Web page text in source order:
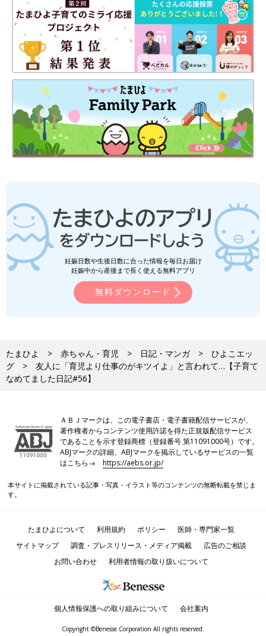
妊娠日数や生後日数に合った情報を毎日お届け
妊娠中から産後まで長く使える無料アプリ
無料ダウンロード
たまひよ 赤ちゃん・育児 日記・マンガ
ひよこエッ
グ
友人に「育児より仕事のがキツイよ」と言われて…【子育て
なめてました日記#56】
ＡＢＪマークは、この電子書店・電子書籍配信サービスが、
著作権者からコンテンツ使用許諾を得た正規版配信サービス
であることを示す登録商標（登録番号 第11091000号）です。
ABJマークの詳細、ABJマークを掲示しているサービスの一覧
はこちら→https://aebs.or.jp/
本サイトに掲載されている記事・写真・イラスト等のコンテンツの無断転載を禁じま
す。
たまひよについて 利用規約 ポリシー
医師・専門家一覧
サイトマップ
調査・プレスリリース・メディア掲載
広告のご相談
お問い合わせ
利用者情報の取り扱いについて
個人情報保護への取り組みについて 会社案内
Copyright ©Benesse Corporation All rights reserved.